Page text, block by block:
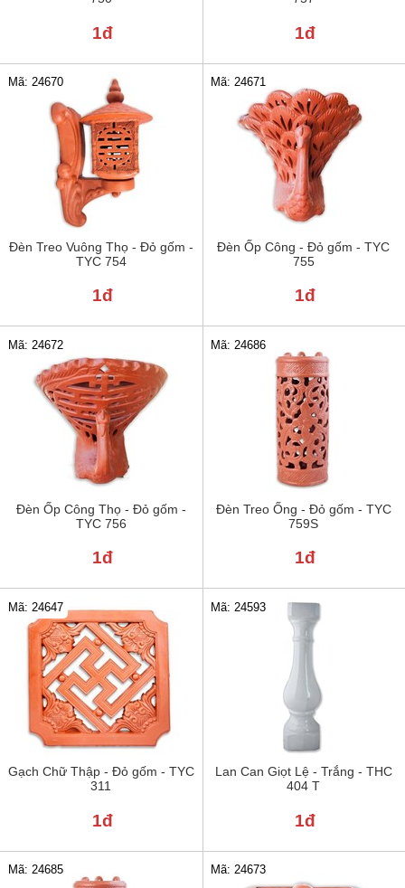
1đ 1đ
Đèn Treo Vuông Thọ - Đỏ gốm -
TYC 754
Mã: 24670
1đ
Đèn Ốp Công - Đỏ gốm - TYC
755
Mã: 24671
1đ
Đèn Ốp Công Thọ - Đỏ gốm -
TYC 756
Mã: 24672
1đ
Đèn Treo Ống - Đỏ gốm - TYC
759S
Mã: 24686
1đ
Gạch Chữ Thập - Đỏ gốm - TYC
311
Mã: 24647
1đ
Lan Can Giọt Lệ - Trắng - THC
404 T
Mã: 24593
1đ
Mã: 24685 Mã: 24673